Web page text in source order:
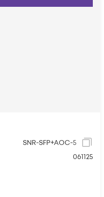
SNR-SFP+AOC-5
061125